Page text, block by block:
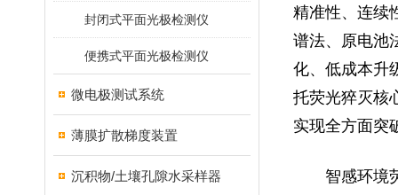
封闭式平面光极检测仪
便携式平面光极检测仪
微电极测试系统
薄膜扩散梯度装置
沉积物/土壤孔隙水采样器
精准性、连续
谱法、原电池
化、低成本升
托荧光猝灭核
实现全方面突
智感环境